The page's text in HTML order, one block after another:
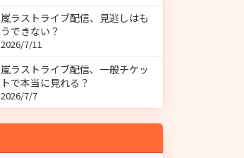
嵐ラストライブ配信、見逃しはも
うできない？
2026/7/11
嵐ラストライブ配信、一般チケッ
トで本当に見れる？
2026/7/7